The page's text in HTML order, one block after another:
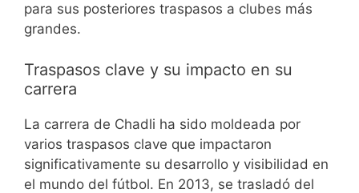
para sus posteriores traspasos a clubes más
grandes.
Traspasos clave y su impacto en su
carrera
La carrera de Chadli ha sido moldeada por
varios traspasos clave que impactaron
significativamente su desarrollo y visibilidad en
el mundo del fútbol. En 2013, se trasladó del